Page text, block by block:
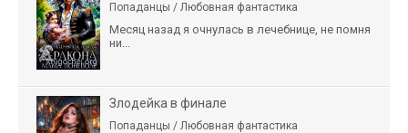
Попаданцы / Любовная фантастика
Месяц назад я очнулась в лечебнице, не помня
ни...
Злодейка в финале
Попаданцы / Любовная фантастика